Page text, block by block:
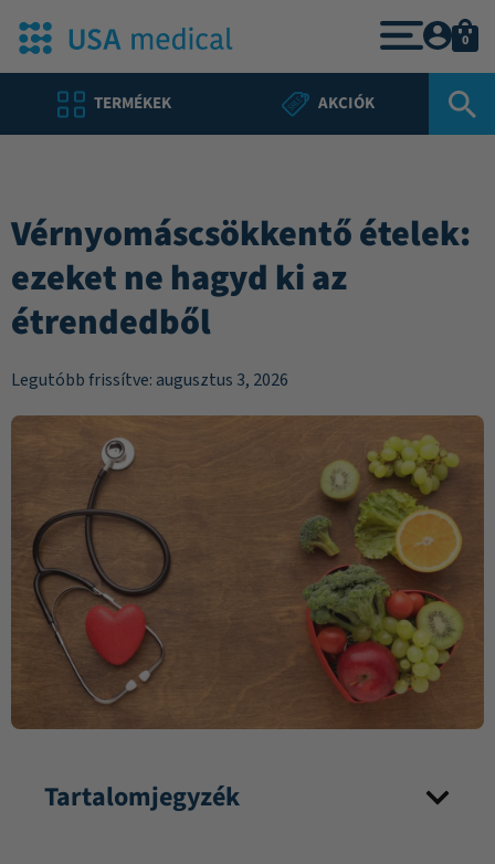
TERMÉKEK AKCIÓK
0
Vérnyomáscsökkentő ételek:
ezeket ne hagyd ki az
étrendedből
Legutóbb frissítve: augusztus 3, 2026
Tartalomjegyzék